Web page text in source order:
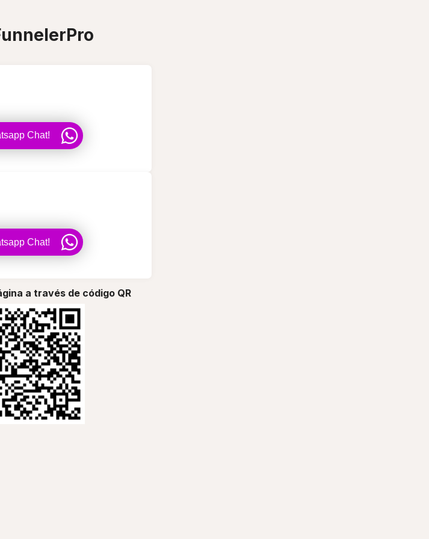
Chat!
Chat!
a través de código QR